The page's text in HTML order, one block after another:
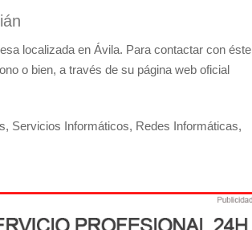
localizada en Ávila. Para contactar con éste
o bien, a través de su página web oficial
Servicios Informáticos, Redes Informáticas,